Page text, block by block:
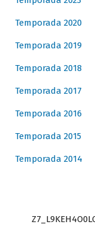
Temporada 2020
Temporada 2019
Temporada 2018
Temporada 2017
Temporada 2016
Temporada 2015
Temporada 2014